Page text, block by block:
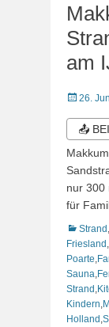
am
26.
📤
nur 300
für
Strand
Friesland
Poarte
Sauna
Strand
Kindern
Holland